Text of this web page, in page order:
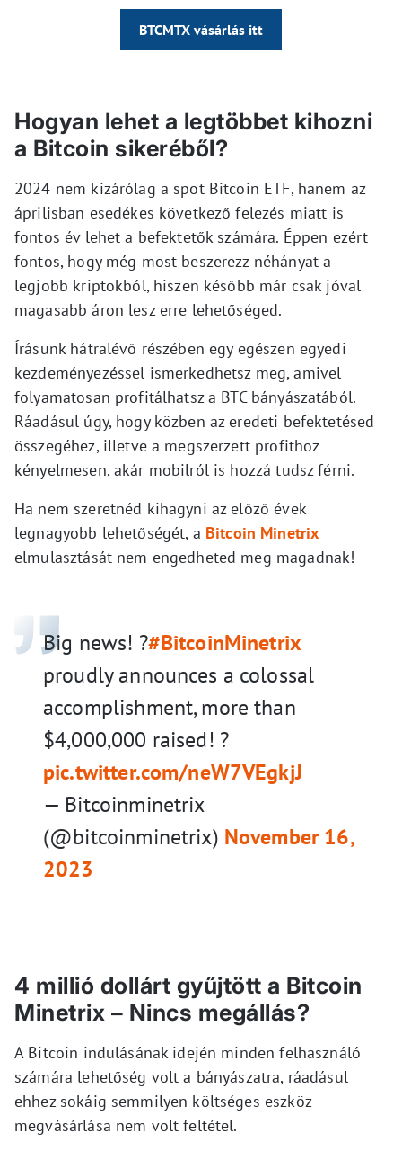
BTCMTX vásárlás itt
Hogyan lehet a legtöbbet kihozni
a Bitcoin sikeréből?
2024 nem kizárólag a spot Bitcoin ETF, hanem az
áprilisban esedékes következő felezés miatt is
fontos év lehet a befektetők számára. Éppen ezért
fontos, hogy még most beszerezz néhányat a
legjobb kriptokból, hiszen később már csak jóval
magasabb áron lesz erre lehetőséged.
Írásunk hátralévő részében egy egészen egyedi
kezdeményezéssel ismerkedhetsz meg, amivel
folyamatosan profitálhatsz a BTC bányászatából.
Ráadásul úgy, hogy közben az eredeti befektetésed
összegéhez, illetve a megszerzett profithoz
kényelmesen, akár mobilról is hozzá tudsz férni.
Ha nem szeretnéd kihagyni az előző évek
legnagyobb lehetőségét, a Bitcoin Minetrix
elmulasztását nem engedheted meg magadnak!
Big news! ?#BitcoinMinetrix
proudly announces a colossal
accomplishment, more than
$4,000,000 raised! ?
pic.twitter.com/neW7VEgkjJ
— Bitcoinminetrix
(@bitcoinminetrix) November 16,
2023
4 millió dollárt gyűjtött a Bitcoin
Minetrix – Nincs megállás?
A Bitcoin indulásának idején minden felhasználó
számára lehetőség volt a bányászatra, ráadásul
ehhez sokáig semmilyen költséges eszköz
megvásárlása nem volt feltétel.